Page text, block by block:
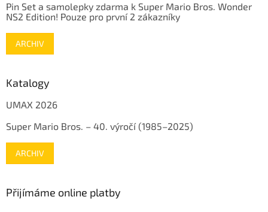
Pin Set a samolepky zdarma k Super Mario Bros. Wonder
NS2 Edition! Pouze pro první 2 zákazníky
ARCHIV
Katalogy
UMAX 2026
Super Mario Bros. – 40. výročí (1985–2025)
ARCHIV
Přijímáme online platby